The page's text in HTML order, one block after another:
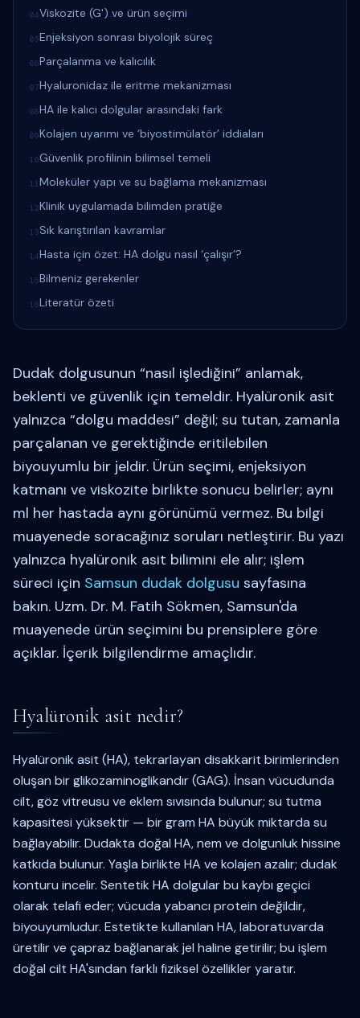
04Viskozite (G') ve ürün seçimi
05Enjeksiyon sonrası biyolojik süreç
06Parçalanma ve kalıcılık
07Hyaluronidaz ile eritme mekanizması
08HA ile kalıcı dolgular arasındaki fark
09Kolajen uyarımı ve ‘biyostimülatör’ iddiaları
10Güvenlik profilinin bilimsel temeli
11Moleküler yapı ve su bağlama mekanizması
12Klinik uygulamada bilimden pratiğe
13Sık karıştırılan kavramlar
14Hasta için özet: HA dolgu nasıl ‘çalışır’?
15Bilmeniz gerekenler
16Literatür özeti
Dudak dolgusunun “nasıl işlediğini” anlamak,
beklenti ve güvenlik için temeldir. Hyalüronik asit
yalnızca “dolgu maddesi” değil; su tutan, zamanla
parçalanan ve gerektiğinde eritilebilen
biyouyumlu bir jeldir. Ürün seçimi, enjeksiyon
katmanı ve viskozite birlikte sonucu belirler; aynı
ml her hastada aynı görünümü vermez. Bu bilgi
muayenede soracağınız soruları netleştirir. Bu yazı
yalnızca hyalüronik asit bilimini ele alır; işlem
süreci için Samsun dudak dolgusu sayfasına
bakın. Uzm. Dr. M. Fatih Sökmen, Samsun'da
muayenede ürün seçimini bu prensiplere göre
açıklar. İçerik bilgilendirme amaçlıdır.
Hyalüronik asit nedir?
Hyalüronik asit (HA), tekrarlayan disakkarit birimlerinden
oluşan bir glikozaminoglikandır (GAG). İnsan vücudunda
cilt, göz vitreusu ve eklem sıvısında bulunur; su tutma
kapasitesi yüksektir — bir gram HA büyük miktarda su
bağlayabilir. Dudakta doğal HA, nem ve dolgunluk hissine
katkıda bulunur. Yaşla birlikte HA ve kolajen azalır; dudak
konturu incelir. Sentetik HA dolgular bu kaybı geçici
olarak telafi eder; vücuda yabancı protein değildir,
biyouyumludur. Estetikte kullanılan HA, laboratuvarda
üretilir ve çapraz bağlanarak jel haline getirilir; bu işlem
doğal cilt HA'sından farklı fiziksel özellikler yaratır.